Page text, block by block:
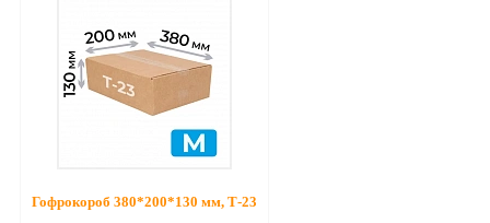
Гофрокороб 380*200*130 мм, Т-23